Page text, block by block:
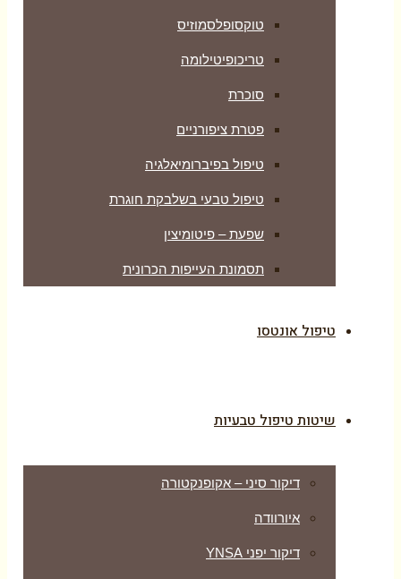
טוקסופלסמוזיס
טריכופיטילומה
סוכרת
פטרת ציפורניים
טיפול בפיברומיאלגיה
טיפול טבעי בשלבקת חוגרת
שפעת – פיטומיצין
תסמונת העייפות הכרונית
טיפול אונטסו
שיטות טיפול טבעיות
דיקור סיני – אקופנקטורה
איורוודה
דיקור יפני YNSA